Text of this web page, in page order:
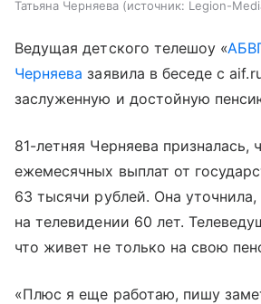
Татьяна Черняева источник: Legion-
Ведущая детского телешоу «
Черняева заявила в беседе с
заслуженную и достойную
81-летняя Черняева призналась,
ежемесячных выплат от
63 тысячи рублей. Она уточнила,
на телевидении 60 лет.
что живет не только на свою
«Плюс я еще работаю, пишу